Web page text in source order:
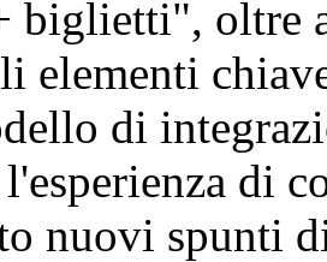
biglietti", oltre
elementi
di
di
nuovi spunti